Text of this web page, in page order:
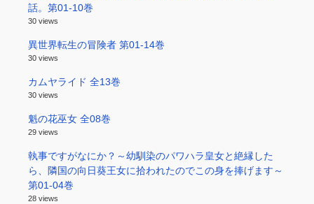
話。第01-10巻
30 views
異世界転生の冒険者 第01-14巻
30 views
カムヤライド 全13巻
30 views
魁の花巫女 全08巻
29 views
執事ですがなにか？～幼馴染のパワハラ皇女と絶縁した
ら、隣国の向日葵王女に拾われたのでこの身を捧げます～
第01-04巻
28 views